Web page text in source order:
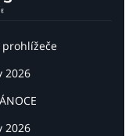
2026
2026